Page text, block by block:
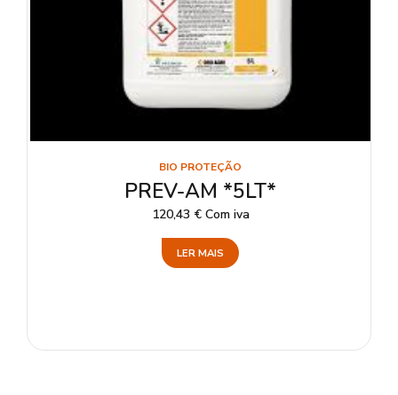
BIO PROTEÇÃO
PREV-AM *5LT*
120,43 € Com iva
LER MAIS